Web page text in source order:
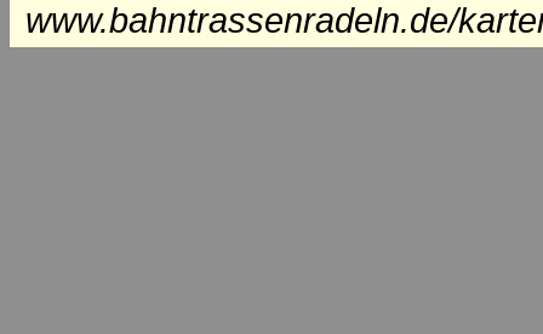
www.bahntrassenradeln.de/